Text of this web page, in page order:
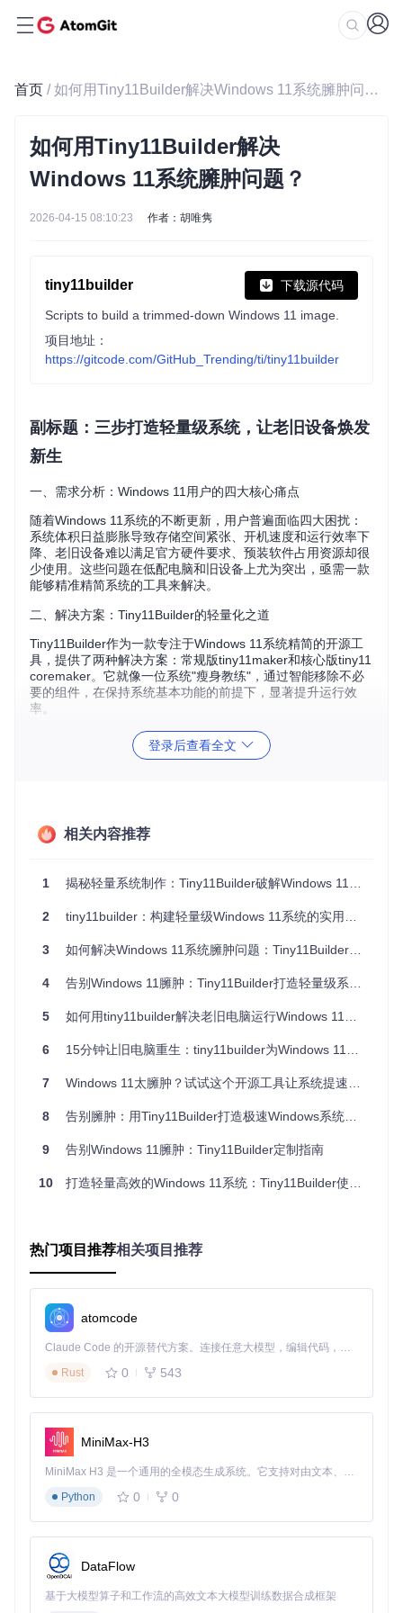
首页 / 如何用Tiny11Builder解决Windows 11系统臃肿问题？
如何用Tiny11Builder解决
Windows 11系统臃肿问题？
2026-04-15 08:10:23 作者：胡唯隽
tiny11builder 下载源代码
Scripts to build a trimmed-down Windows 11 image.
项目地址：
https://gitcode.com/GitHub_Trending/ti/tiny11builder
副标题：三步打造轻量级系统，让老旧设备焕发
新生
一、需求分析：Windows 11用户的四大核心痛点
随着Windows 11系统的不断更新，用户普遍面临四大困扰：
系统体积日益膨胀导致存储空间紧张、开机速度和运行效率下
降、老旧设备难以满足官方硬件要求、预装软件占用资源却很
少使用。这些问题在低配电脑和旧设备上尤为突出，亟需一款
能够精准精简系统的工具来解决。
二、解决方案：Tiny11Builder的轻量化之道
Tiny11Builder作为一款专注于Windows 11系统精简的开源工
具，提供了两种解决方案：常规版tiny11maker和核心版tiny11
coremaker。它就像一位系统"瘦身教练"，通过智能移除不必
要的组件，在保持系统基本功能的前提下，显著提升运行效
率。
决策矩阵：选择适合你的版本
常规版（tiny11mak
核心版（tiny11corema
维护
低，支持后续更新和
功能
性
保留核心功能，移除
非必要应用
极致精简，移除组件存
储和更新功能
三、实施步骤：三步完成轻量级系统打造
流程图结构：
准备工作 → 脚本配置 → 生成镜像
挂载ISO → 设置执行策略 → 验证镜像可用性
第一步：准备工作（约10分钟）
统驱动器。以管理员身份打开PowerShell 5.1，设置执行策
行策略是否正确设置，或尝试以管理员身份重新运行。
操作指南：运行脚本并指定ISO路径和暂存驱动器：
maker.ps1 -ISO <驱动器字母> -SCRATCH <暂存驱动器字
母>。根据提示选择所需的Windows 11 SKU版本。
常见问题
系统盘以避免影响系统性能。
第三步：生成镜像（约30-60分钟）
操作指南：等待脚本自动完成精简过程，完成后在脚本目录下
生成tiny11.iso文件。可用于制作启动U盘或虚拟机安装。
常见问题
完整，建议重新下载官方镜像。
四、深度解析：Tiny11Builder的技术奥秘
s 11
规版
心版
大小
系统占用
约20-25GB
约12-15G
约8-10GB
登录后查看全文
相关内容推荐
1 揭秘轻量系统制作：Tiny11Builder破解Windows 11臃肿难题
2 tiny11builder：构建轻量级Windows 11系统的实用指南
3 如何解决Windows 11系统臃肿问题：Tiny11Builder轻量化定制方案
4 告别Windows 11臃肿：Tiny11Builder打造轻量级系统解决方案
5 如何用tiny11builder解决老旧电脑运行Windows 11卡顿问题
6 15分钟让旧电脑重生：tiny11builder为Windows 11瘦身体验指南
7 Windows 11太臃肿？试试这个开源工具让系统提速40%
8 告别臃肿：用Tiny11Builder打造极速Windows系统的创新方案
9 告别Windows 11臃肿：Tiny11Builder定制指南
10 打造轻量高效的Windows 11系统：Tiny11Builder使用指南
热门项目推荐相关项目推荐
atomcode
Claude Code 的开源替代方案。连接任意大模型，编辑代码，运行命令，自动验证 — 全自动执行。用 Rust 构建，极致性能。 ｜ An open-source alternative to Claude Code. Connect any LLM, edit code, run commands, and verify changes — autonomously. Built in Rust for speed. Get Started
Rust
0 543
MiniMax-H3
MiniMax H3 是一个通用的全模态生成系统。它支持对由文本、图像、视频和音频组成的多模态上下文进行统一理解，并能生成分辨率高达 2K、时长可达 15 秒的带原生立体声音频的视频。得益于面向任务泛化的系统设计，H3 在预训练阶段就已具备广泛的多模态上下文理解与生成能力，能够出色地执行复杂的多模态指令。
Python
0 0
DataFlow
基于大模型算子和工作流的高效文本大模型训练数据合成框架